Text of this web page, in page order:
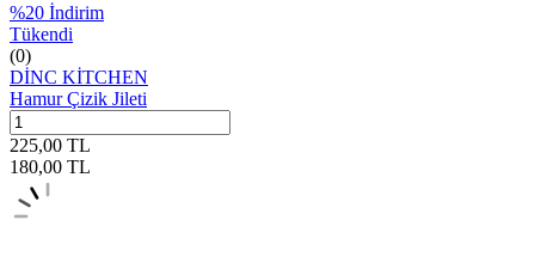
%20 İndirim
Tükendi
(0)
DİNC KİTCHEN
Hamur Çizik Jileti
225,00 TL
180,00 TL